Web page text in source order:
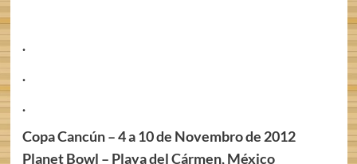
.
.
.
Copa Cancún –4 a 10 de Novembro de 2012
Planet Bowl – Playa del Cármen, México